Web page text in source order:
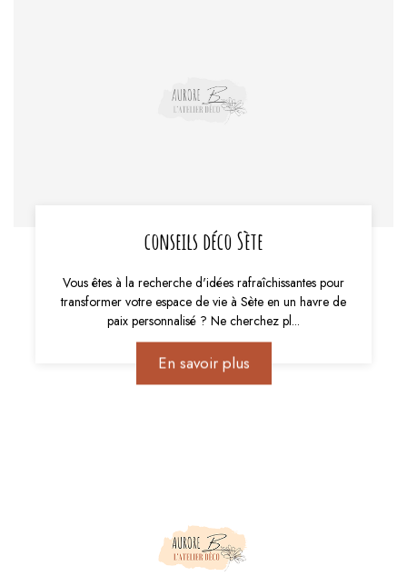
conseils déco Sète
Vous êtes à la recherche d'idées rafraîchissantes pour
transformer votre espace de vie à Sète en un havre de
paix personnalisé ? Ne cherchez pl...
En savoir plus